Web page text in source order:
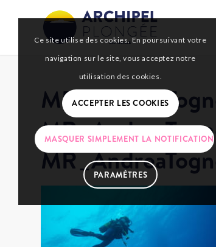
Ce site utilise des cookies. En poursuivant votre
navigation sur le site, vous acceptez notre
utilisation des cookies.
ACCEPTER LES COOKIES
MASQUER SIMPLEMENT LA NOTIFICATION
PARAMÈTRES